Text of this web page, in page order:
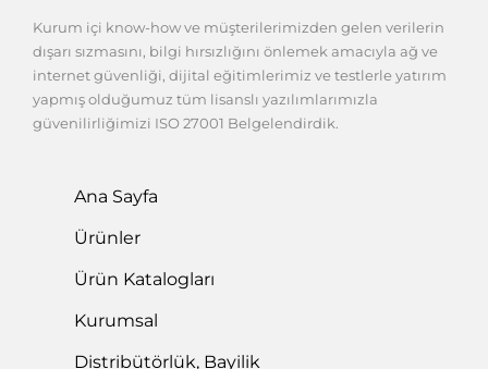
Kurum içi know-how ve müşterilerimizden gelen verilerin
dışarı sızmasını, bilgi hırsızlığını önlemek amacıyla ağ ve
internet güvenliği, dijital eğitimlerimiz ve testlerle yatırım
yapmış olduğumuz tüm lisanslı yazılımlarımızla
güvenilirliğimizi ISO 27001 Belgelendirdik.
Ana Sayfa
Ürünler
Ürün Katalogları
Kurumsal
Distribütörlük, Bayilik